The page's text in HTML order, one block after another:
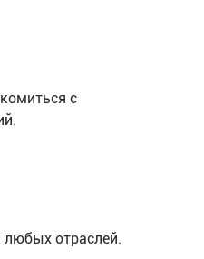
с
любых отраслей.